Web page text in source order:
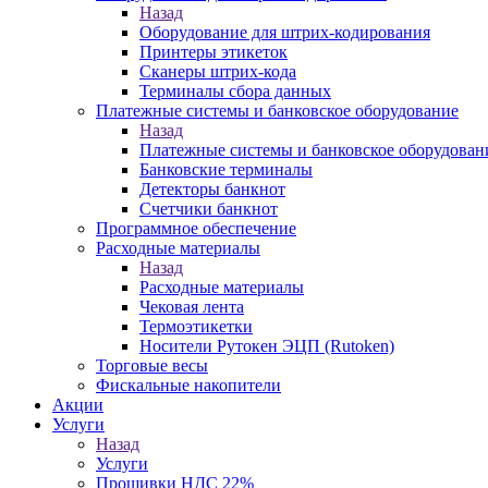
Назад
Оборудование для штрих-кодирования
Принтеры этикеток
Сканеры штрих-кода
Терминалы сбора данных
Платежные системы и банковское оборудование
Назад
Платежные системы и банковское
Банковские терминалы
Детекторы банкнот
Счетчики банкнот
Программное обеспечение
Расходные материалы
Назад
Расходные материалы
Чековая лента
Термоэтикетки
Носители Рутокен ЭЦП (Rutoken)
Торговые весы
Фискальные накопители
Акции
Услуги
Назад
Услуги
Прошивки НДС 22%